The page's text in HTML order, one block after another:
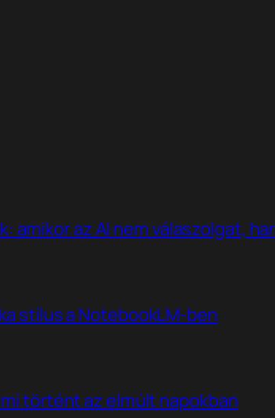
amikor az AI nem válaszolgat,
stílus a NotebookLM-ben
mi történt az elmúlt napokban